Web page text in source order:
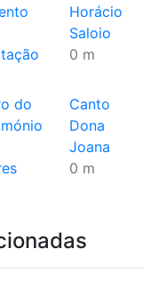
Horácio
Saloio
0 m
do
Canto
Dona
Joana
0 m